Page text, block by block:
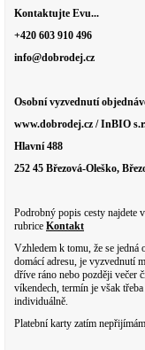
Kontaktujte Evu...
+420 603 910 496
info@dobrodej.cz
Osobní vyzvednutí
www.dobrodej.cz / InBIO
Hlavní 488
252 45 Březová-Oleško,
Podrobný popis cesty najdete v
rubrice Kontakt
Vzhledem k tomu, že se jedná
domácí adresu, je vyzvednutí
dříve ráno nebo později večer
víkendech, termín je však
individuálně.
Platební karty zatím